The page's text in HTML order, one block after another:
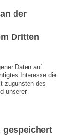
der
Dritten
Daten auf
Interesse die
zugunsten des
unserer
gespeichert